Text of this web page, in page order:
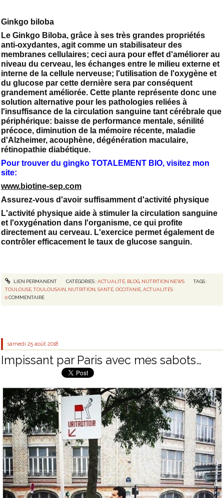
Ginkgo biloba
Le Ginkgo Biloba, grâce à ses très grandes propriétés
anti-oxydantes, agit comme un stabilisateur des
membranes cellulaires; ceci aura pour effet d'améliorer au
niveau du cerveau, les échanges entre le milieu externe et
interne de la cellule nerveuse; l'utilisation de l'oxygène et
du glucose par cette dernière sera par conséquent
grandement améliorée. Cette plante représente donc une
solution alternative pour les pathologies reliées à
l'insuffisance de la circulation sanguine tant cérébrale que
périphérique: baisse de performance mentale, sénilité
précoce, diminution de la mémoire récente, maladie
d'Alzheimer, acouphène, dégénération maculaire,
rétinopathie diabétique.
Pour trouver du gingko TOTALEMENT BIO, visitez mon
site:
www.biotine-sep.com
Assurez-vous d'avoir suffisamment d'activité physique
L'activité physique aide à stimuler la circulation sanguine
et l'oxygénation dans l'organisme, ce qui profite
directement au cerveau. L'exercice permet également de
contrôler efficacement le taux de glucose sanguin.
LIEN PERMANENT CATÉGORIES :ACTUALITÉ, BLOG, NUTRITION NEWS
TAGS :
TOULOUSE ,TOULOUSAIN NUTRITION ,SANTÉ ,OCCITANIE ,ACTUALITÉS
0COMMENTAIRE
samedi 25 août 2018
Impissant par Paris avec mes sabots…